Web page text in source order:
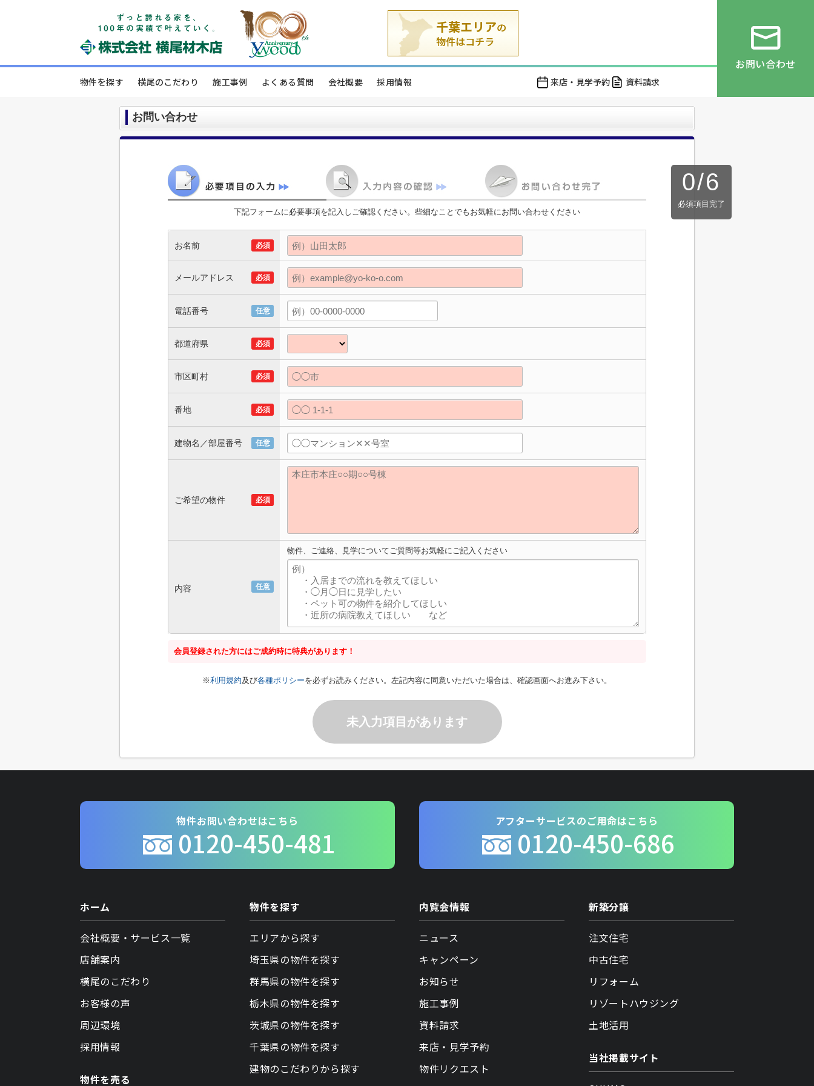
物件を探す 横尾のこだわり 施工事例 よくある質問 会社概要 採用情報 来店・見学予約 資料請求
お問い合わせ
お問い合わせ
0/6
必須項目完了
下記フォームに必要事項を記入しご確認ください。些細なことでもお気軽にお問い合わせください
お名前 必須
メールアドレス 必須
電話番号 任意
都道府県 必須
市区町村 必須
番地 必須
建物名／部屋番号 任意
ご希望の物件 必須
内容 任意
物件、ご連絡、見学についてご質問等お気軽にご記入ください
会員登録された方にはご成約時に特典があります！
※利用規約及び各種ポリシーを必ずお読みください。左記内容に同意いただいた場合は、確認画面へお進み下さい。
未入力項目があります
物件お問い合わせはこちら
0120-450-481
アフターサービスのご用命はこちら
0120-450-686
ホーム
会社概要・サービス一覧
店舗案内
横尾のこだわり
お客様の声
周辺環境
採用情報
物件を売る
物件を探す
エリアから探す
埼玉県の物件を探す
群馬県の物件を探す
栃木県の物件を探す
茨城県の物件を探す
千葉県の物件を探す
建物のこだわりから探す
内覧会情報
ニュース
キャンペーン
お知らせ
施工事例
資料請求
来店・見学予約
物件リクエスト
新築分譲
注文住宅
中古住宅
リフォーム
リゾートハウジング
土地活用
当社掲載サイト